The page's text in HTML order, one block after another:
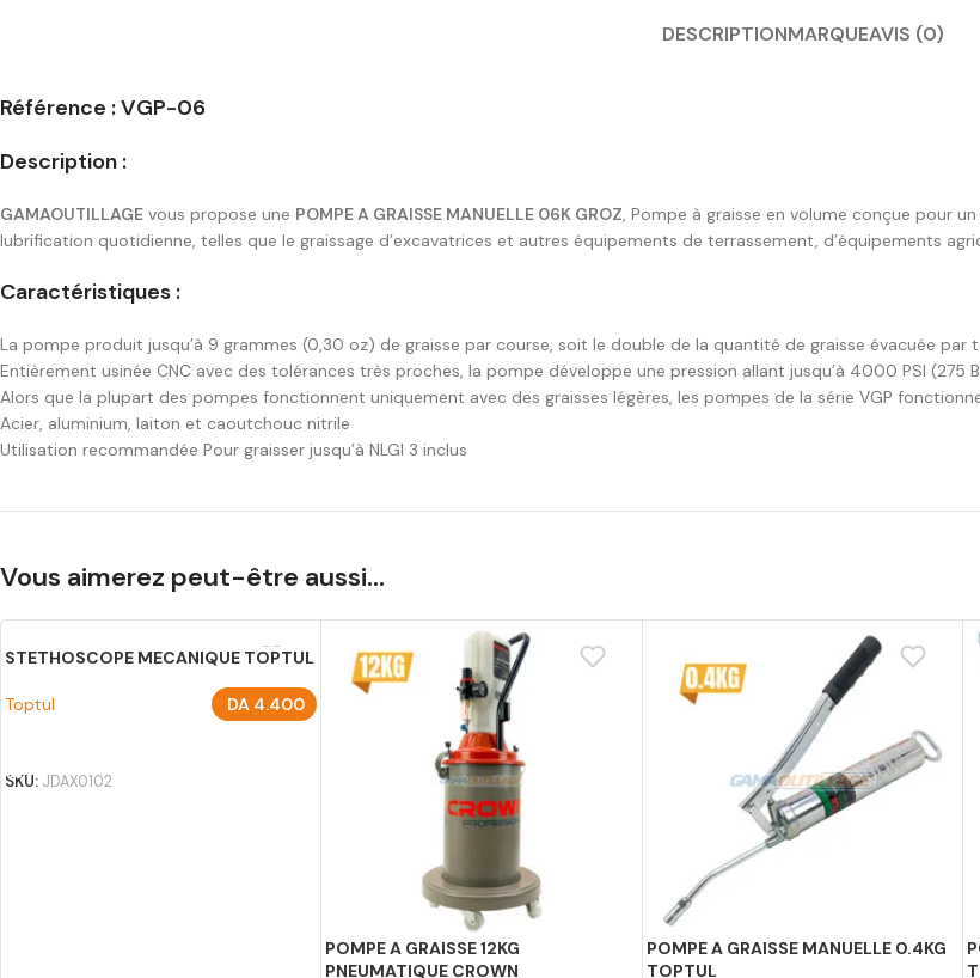
DESCRIPTIONMARQUEAVIS (0)
Référence : VGP-06
Description :
GAMAOUTILLAGE vous propose une POMPE A GRAISSE MANUELLE 06K GROZ, Pompe à graisse en volume conçue pour
lubrification quotidienne, telles que le graissage d’excavatrices et autres équipements de terrassement, d’équipements
Caractéristiques :
La pompe produit jusqu’à 9 grammes (0,30 oz) de graisse par course, soit le double de la quantité de graisse évacuée par
Entièrement usinée CNC avec des tolérances très proches, la pompe développe une pression allant jusqu’à 4000 PSI (275
Alors que la plupart des pompes fonctionnent uniquement avec des graisses légères, les pompes de la série VGP
Acier, aluminium, laiton et caoutchouc nitrile
Utilisation recommandée Pour graisser jusqu’à NLGI 3 inclus
Vous aimerez peut-être aussi…
STETHOSCOPE MECANIQUE TOPTUL
Toptul DA 4.400
SKU: JDAX0102
POMPE A GRAISSE 12KG
PNEUMATIQUE CROWN
POMPE A GRAISSE MANUELLE 0.4KG
TOPTUL